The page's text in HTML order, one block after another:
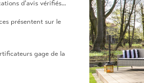
d'avis vérifiés...
présentent sur le
gage de la